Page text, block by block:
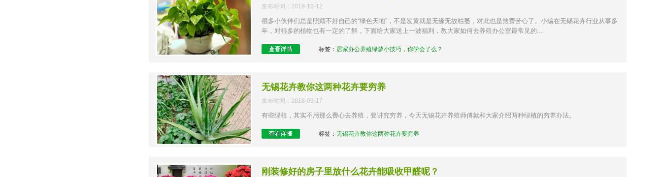
发布时间：2018-10-12
很多小伙伴们总是照顾不好自己的“绿色天地”，不是发黄就是无缘无故枯萎，对此也是煞费苦心了。小编在无锡花卉行业从事多
年，对很多的植物也有一定的了解，下面给大家送上一波福利，教大家如何去养殖办公室最常见的...
标签： 居家办公养殖绿萝小技巧，你学会了么？
无锡花卉教你这两种花卉要穷养
发布时间：2018-09-17
有些绿植，其实不用那么费心去养殖，要讲究穷养，今天无锡花卉养殖师傅就和大家介绍两种绿植的穷养办法。
标签： 无锡花卉教你这两种花卉要穷养
刚装修好的房子里放什么花卉能吸收甲醛呢？